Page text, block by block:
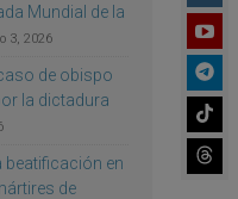
Mundial de la
3, 2026
de obispo
la dictadura
beatificación en
de